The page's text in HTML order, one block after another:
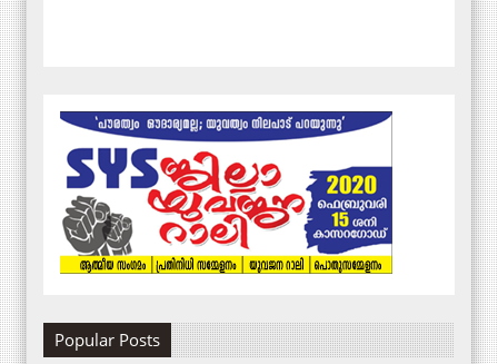
Popular Posts